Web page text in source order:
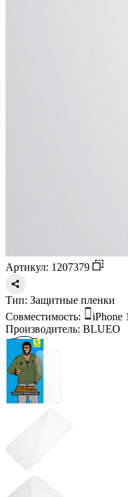
Артикул: 1207379
Тип: Защитные пленки
Совместимость:
iPhone
Производитель: BLUEO